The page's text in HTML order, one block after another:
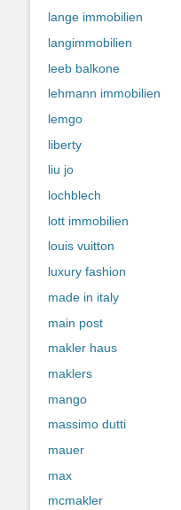
lange immobilien
langimmobilien
leeb balkone
lehmann immobilien
lemgo
liberty
liu jo
lochblech
lott immobilien
louis vuitton
luxury fashion
made in italy
main post
makler haus
maklers
mango
massimo dutti
mauer
max
mcmakler